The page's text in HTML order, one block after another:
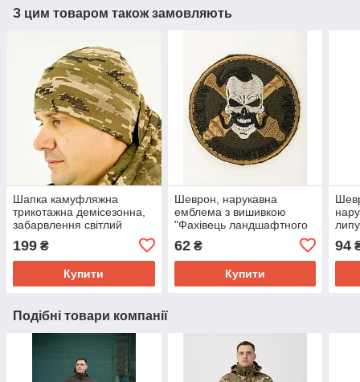
З цим товаром також замовляють
Шапка камуфляжна
трикотажна демісезонна,
забарвлення світлий
199 ₴
Купити
Шеврон, нарукавна
емблема з вишивкою
"Фахівець ландшафтного
діаметр 80 мм
62₴
Купити
94
Подібні товари компанії